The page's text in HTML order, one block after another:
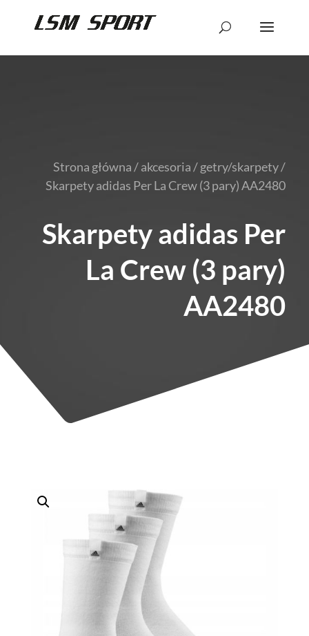
Strona główna/akcesoria/getry/skarpety/
Skarpety adidas Per La Crew (3 pary) AA2480
Skarpety adidas Per
La Crew (3 pary)
AA2480